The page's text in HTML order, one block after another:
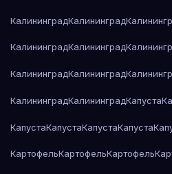
КалининградКалининград
КалининградКалининград
КалининградКалининград
КалининградКалининградКапуста
КапустаКапустаКапустаКапуста
КартофельКартофельКартофель